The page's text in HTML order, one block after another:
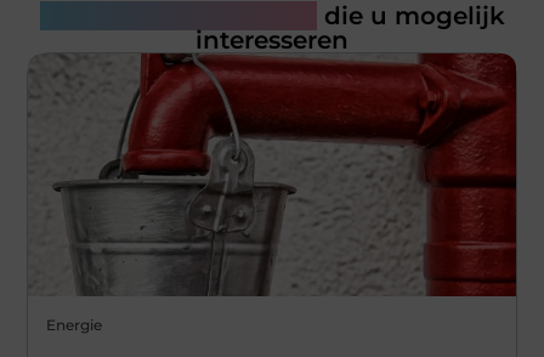
die u mogelijk
interesseren
Energie